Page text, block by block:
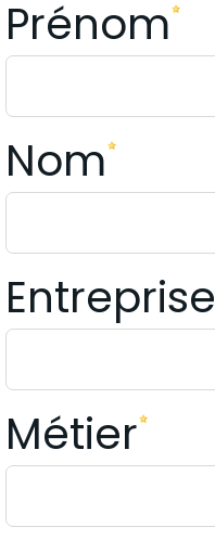
Prénom
Nom
Entreprise
Métier